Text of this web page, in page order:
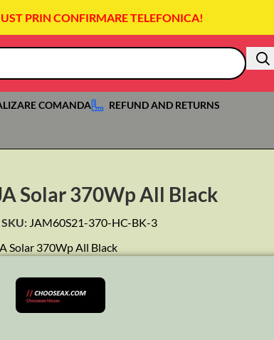
PRIN CONFIRMARE TELEFONICA!
COMANDA REFUND AND RETURNS
Solar 370Wp All Black
SKU: JAM60S21-370-HC-BK-3
Solar 370Wp All Black